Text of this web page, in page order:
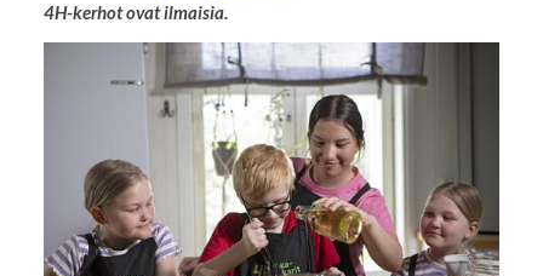
4H-kerhot ovat ilmaisia.